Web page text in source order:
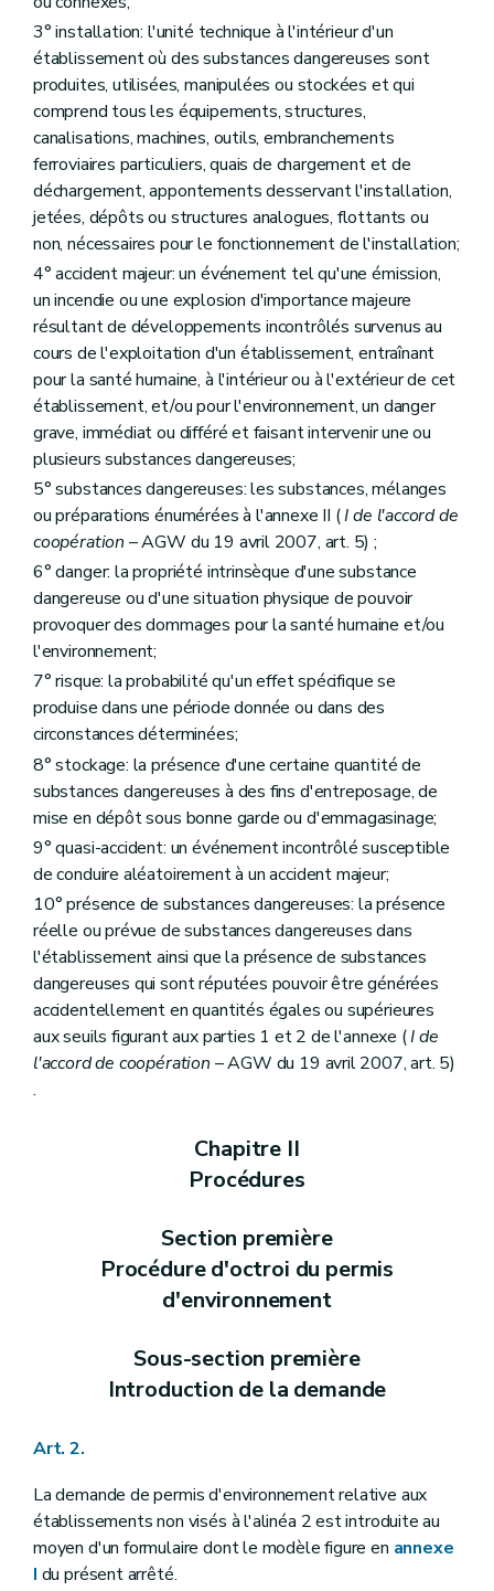
Art. 273
Sous-section 5 Dispositions diverses
Art. 274
Art. 275
Art. 276
Section 2 Dispositions finales
Art. 277
Art. 278
Art. 279
Art. 280
Annexe
Annexe
Annexe
Annexe
Annexe
Annexe
Annexe
Annexe
Annexe
Annexe
Annexe
Annexe
Annexe
Annexe
Annexe
Annexe
Annexe
Annexe
Annexe
Annexe
Annexe
Annexe
Annexe
Annexe
Annexe
3° installation: l'unité technique à l'intérieur d'un
établissement où des substances dangereuses sont
produites, utilisées, manipulées ou stockées et qui
comprend tous les équipements, structures,
canalisations, machines, outils, embranchements
ferroviaires particuliers, quais de chargement et de
déchargement, appontements desservant l'installation,
jetées, dépôts ou structures analogues, flottants ou
non, nécessaires pour le fonctionnement de l'installation;
4° accident majeur: un événement tel qu'une émission,
un incendie ou une explosion d'importance majeure
résultant de développements incontrôlés survenus au
cours de l'exploitation d'un établissement, entraînant
pour la santé humaine, à l'intérieur ou à l'extérieur de cet
établissement, et/ou pour l'environnement, un danger
grave, immédiat ou différé et faisant intervenir une ou
plusieurs substances dangereuses;
5° substances dangereuses: les substances, mélanges
ou préparations énumérées à l'annexe II (I de l'accord de
coopération – AGW du 19 avril 2007, art. 5) ;
6° danger: la propriété intrinsèque d'une substance
dangereuse ou d'une situation physique de pouvoir
provoquer des dommages pour la santé humaine et/ou
l'environnement;
7° risque: la probabilité qu'un effet spécifique se
produise dans une période donnée ou dans des
circonstances déterminées;
8° stockage: la présence d'une certaine quantité de
substances dangereuses à des fins d'entreposage, de
mise en dépôt sous bonne garde ou d'emmagasinage;
9° quasi-accident: un événement incontrôlé susceptible
de conduire aléatoirement à un accident majeur;
10° présence de substances dangereuses: la présence
réelle ou prévue de substances dangereuses dans
l'établissement ainsi que la présence de substances
dangereuses qui sont réputées pouvoir être générées
accidentellement en quantités égales ou supérieures
aux seuils figurant aux parties 1 et 2 de l'annexe (I de
l'accord de coopération – AGW du 19 avril 2007, art. 5)
.
Chapitre II
Procédures
Section première
Procédure d'octroi du permis
d'environnement
Sous-section première
Introduction de la demande
Art. 2.
La demande de permis d'environnement relative aux
établissements non visés à l'alinéa 2 est introduite au
moyen d'un formulaire dont le modèle figure en annexe
I du présent arrêté.